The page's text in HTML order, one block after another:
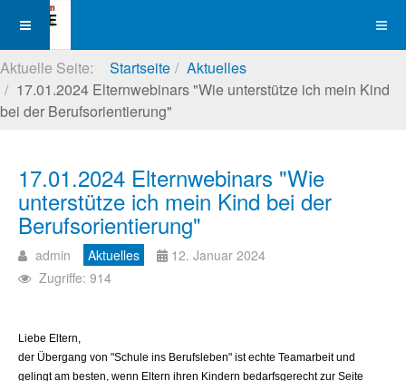
Aktuelle Seite: Startseite
Aktuelles
17.01.2024 Elternwebinars "Wie unterstütze ich mein Kind
bei der Berufsorientierung"
17.01.2024 Elternwebinars "Wie
unterstütze ich mein Kind bei der
Berufsorientierung"
admin Aktuelles
12. Januar 2024
Zugriffe: 914
Liebe Eltern,
der Übergang von "Schule ins Berufsleben" ist echte Teamarbeit und
gelingt am besten, wenn Eltern ihren Kindern bedarfsgerecht zur Seite